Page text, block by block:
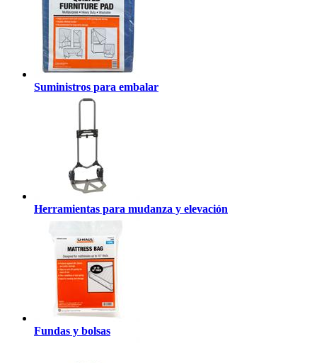
Suministros para embalar
Herramientas para mudanza y elevación
Fundas y bolsas